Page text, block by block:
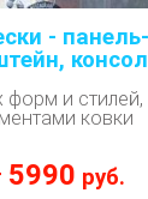
- панель-
и стилей,
ковки
5990 руб.